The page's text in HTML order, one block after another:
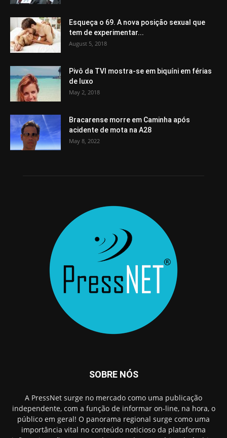
Esqueça o 69. A nova posição sexual que
tem de experimentar...
August 5, 2018
Pivô da TVI mostra-se em biquíni em férias
de luxo
May 2, 2018
Bracarense morre em Caminha após
acidente de mota na A28
May 8, 2022
SOBRE NÓS
A PressNet surge no mercado como uma publicação
independente, com a função de informar on-line, na hora, o
público em geral! O panorama regional surge como uma
importância vital no conteúdo noticioso da plataforma